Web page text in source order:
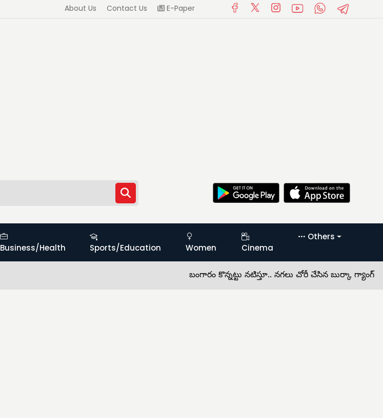
About Us Contact Us E-Paper
Business/Health Sports/Education Women Cinema
Others
బంగారం కొన్నట్టు నటిస్తూ.. నగలు చోరీ చేసిన బుర్కా గ్యాంగ్ •